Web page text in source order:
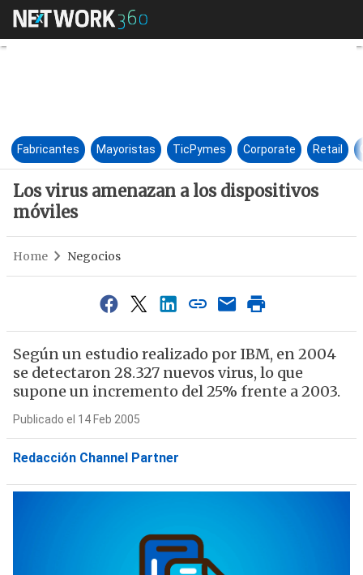
Los virus amenazan a los
Fabricantes Mayoristas TicPymes Corporate Retail
Los virus amenazan a los dispositivos
móviles
Home Negocios
Según un estudio realizado por IBM, en 2004
se detectaron 28.327 nuevos virus, lo que
supone un incremento del 25% frente a 2003.
Publicado el 14 Feb 2005
Redacción Channel Partner